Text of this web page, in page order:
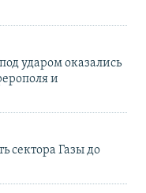
ударом оказались
и
сектора Газы до